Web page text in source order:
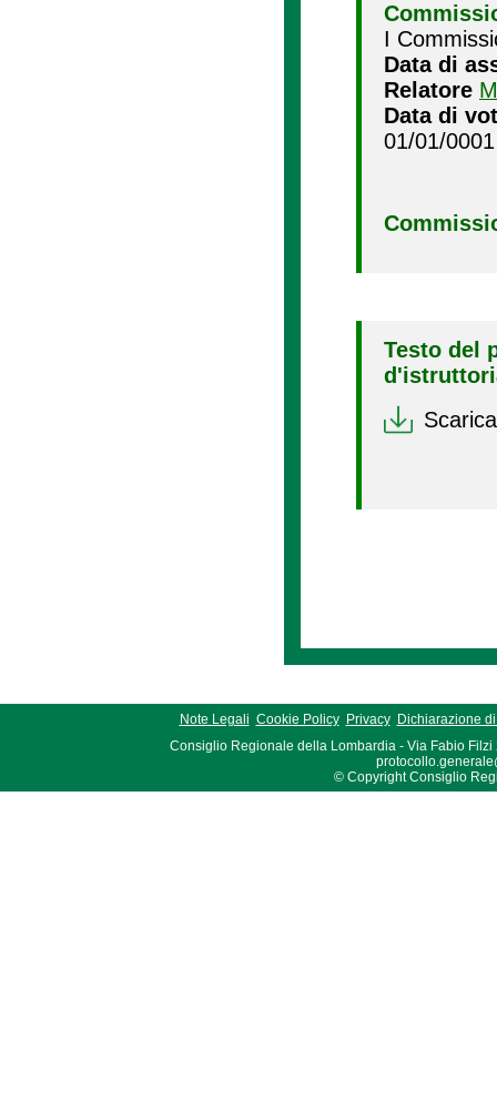
I
Data di
Relatore
Data di
01/01/0001
Testo del
Note Legali Cookie Policy Privacy
Dichiarazione
Consiglio Regionale della Lombardia - Via Fabio Filzi
© Copyright Consiglio